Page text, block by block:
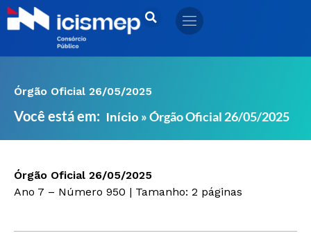
Ir
para
Órgão Oficial 26/05/2025
Você está em: Início »Órgão Oficial 26/05/2025
Órgão Oficial 26/05/2025
Ano 7 – Número 950 | Tamanho: 2 páginas